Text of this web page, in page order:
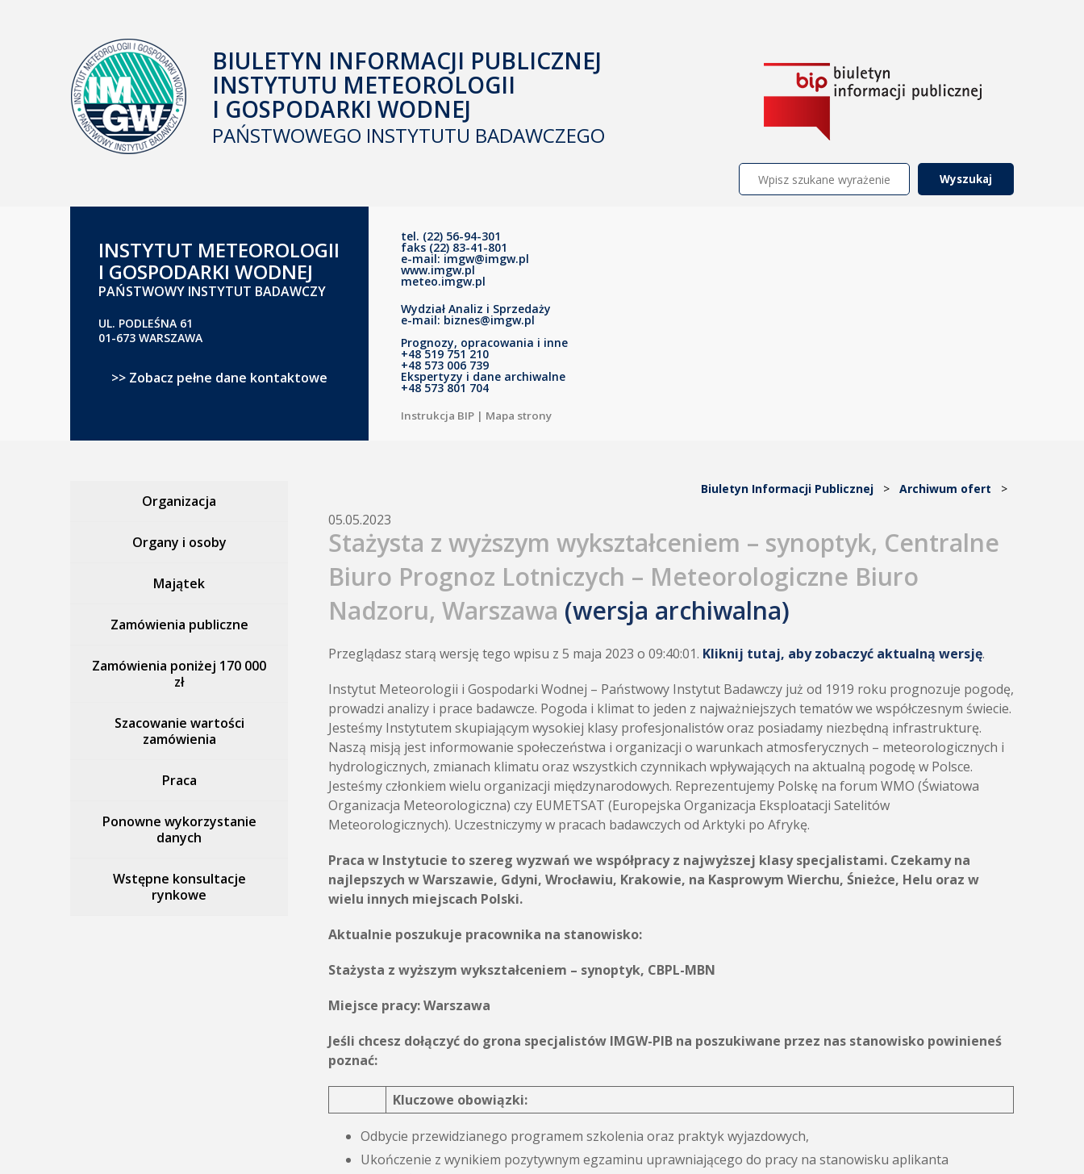
BIULETYN INFORMACJI PUBLICZNEJ
INSTYTUTU METEOROLOGII
I GOSPODARKI WODNEJ
PAŃSTWOWEGO INSTYTUTU BADAWCZEGO
Szukaj:
INSTYTUT METEOROLOGII
I GOSPODARKI WODNEJ
PAŃSTWOWY INSTYTUT BADAWCZY
UL. PODLEŚNA 61
01-673 WARSZAWA
>> Zobacz pełne dane kontaktowe
tel. (22) 56-94-301
faks (22) 83-41-801
e-mail: imgw@imgw.pl
www.imgw.pl
meteo.imgw.pl
Wydział Analiz i Sprzedaży
e-mail: biznes@imgw.pl
Prognozy, opracowania i inne
+48 519 751 210
+48 573 006 739
Ekspertyzy i dane archiwalne
+48 573 801 704
Instrukcja BIP | Mapa strony
Organizacja
Organy i osoby
Majątek
Zamówienia publiczne
Zamówienia poniżej 170 000
zł
Szacowanie wartości
zamówienia
Praca
Ponowne wykorzystanie
danych
Wstępne konsultacje
rynkowe
Biuletyn Informacji Publicznej > Archiwum ofert >
05.05.2023
Stażysta z wyższym wykształceniem – synoptyk, Centralne
Biuro Prognoz Lotniczych – Meteorologiczne Biuro
Nadzoru, Warszawa (wersja archiwalna)
Przeglądasz starą wersję tego wpisu z 5 maja 2023 o 09:40:01. Kliknij tutaj, aby zobaczyć aktualną wersję.
Instytut Meteorologii i Gospodarki Wodnej – Państwowy Instytut Badawczy już od 1919 roku prognozuje pogodę,
prowadzi analizy i prace badawcze. Pogoda i klimat to jeden z najważniejszych tematów we współczesnym świecie.
Jesteśmy Instytutem skupiającym wysokiej klasy profesjonalistów oraz posiadamy niezbędną infrastrukturę.
Naszą misją jest informowanie społeczeństwa i organizacji o warunkach atmosferycznych – meteorologicznych i
hydrologicznych, zmianach klimatu oraz wszystkich czynnikach wpływających na aktualną pogodę w Polsce.
Jesteśmy członkiem wielu organizacji międzynarodowych. Reprezentujemy Polskę na forum WMO (Światowa
Organizacja Meteorologiczna) czy EUMETSAT (Europejska Organizacja Eksploatacji Satelitów
Meteorologicznych). Uczestniczymy w pracach badawczych od Arktyki po Afrykę.
Praca w Instytucie to szereg wyzwań we współpracy z najwyższej klasy specjalistami. Czekamy na
najlepszych w Warszawie, Gdyni, Wrocławiu, Krakowie, na Kasprowym Wierchu, Śnieżce, Helu oraz w
wielu innych miejscach Polski.
Aktualnie poszukuje pracownika na stanowisko:
Stażysta z wyższym wykształceniem – synoptyk, CBPL-MBN
Miejsce pracy:Warszawa
Jeśli chcesz dołączyć do grona specjalistów IMGW-PIB na poszukiwane przez nas stanowisko powinieneś
poznać:
Kluczowe obowiązki:
Odbycie przewidzianego programem szkolenia oraz praktyk wyjazdowych,
Ukończenie z wynikiem pozytywnym egzaminu uprawniającego do pracy na stanowisku aplikanta